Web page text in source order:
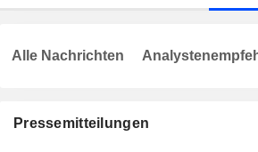
Pressemitteilungen
Alle Nachrichten